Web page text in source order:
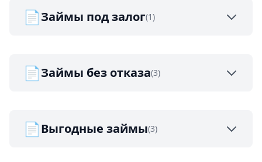
📄Займы под залог(1)
📄Займы без отказа(3)
📄Выгодные займы(3)